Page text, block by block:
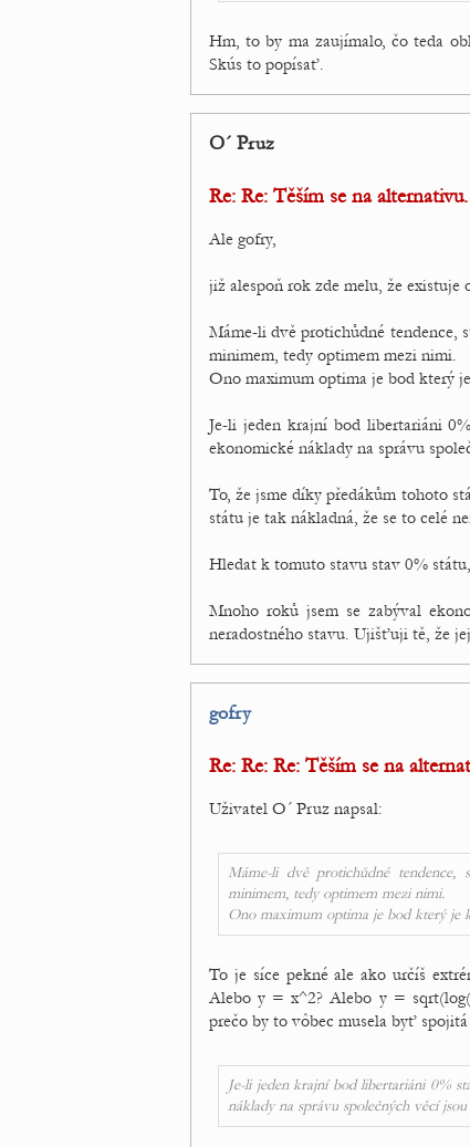
Hm, to by ma zaujímalo, čo teda
Skús to popísať.
O´ Pruz
Re: Re: Těším se na alternativu.
Ale gofry,
již alespoň rok zde melu, že
Máme-li dvě protichůdné
minimem, tedy optimem mezi nimi.
Ono maximum optima je bod který
Je-li jeden krajní bod libertariáni
ekonomické náklady na správu
To, že jsme díky předákům tohoto
státu je tak nákladná, že se to celé
Hledat k tomuto stavu stav 0%
Mnoho roků jsem se zabýval
neradostného stavu. Ujišťuji tě, že
gofry
Re: Re: Re: Těším se na
Uživatel O´ Pruz napsal:
Máme-li dvě protichůdné
minimem, tedy optimem mezi nimi.
Ono maximum optima je bod který je
To je síce pekné ale ako určíš
Alebo y = x^2? Alebo y =
prečo by to vôbec musela byť
Je-li jeden krajní bod libertariáni 0%
náklady na správu společných věcí jsou